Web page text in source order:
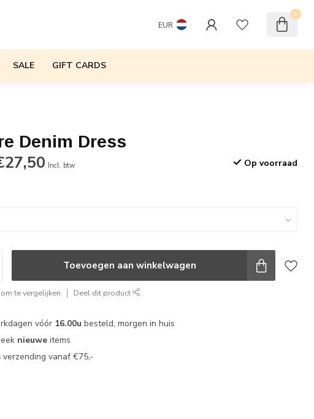
EUR
0
SALE GIFT CARDS
Denim Dress
Incl. btw Op voorraad
Toevoegen aan winkelwagen
te vergelijken Deel dit product
vóór 16.00u besteld, morgen in huis
nieuwe items
verzending vanaf €75,-